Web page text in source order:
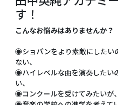
す！
こんなお悩みはありませんか？
◉ショパンをより素敵にしたい
ない、
◉ハイレベルな曲を演奏したい
い、
◉コンクールを受けてみたいが